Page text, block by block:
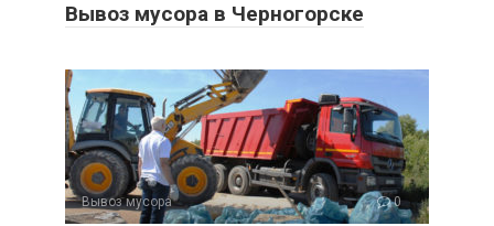
Вывоз мусора в Черногорске
Вывоз мусора 0